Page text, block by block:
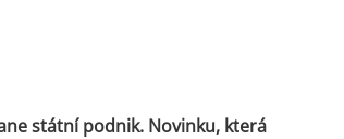
státní podnik. Novinku, která